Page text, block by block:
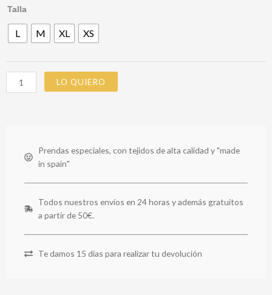
Talla
L M XL XS
CAMISETA
BLANCA
LO QUIERO
Prendas especiales, con tejidos de alta calidad y "made
in spain"
Todos nuestros envíos en 24 horas y además gratuitos
a partir de 50€.
Te damos 15 días para realizar tu devolución